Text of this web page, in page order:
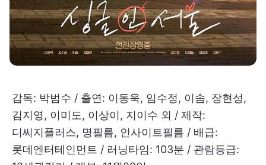
감독: 박범수 / 출연: 이동욱, 임수정, 이솜, 장현성,
김지영, 이미도, 이상이, 지이수 외 / 제작:
디씨지플러스, 명필름, 인사이트필름 / 배급:
롯데엔터테인먼트 / 러닝타임: 103분 / 관람등급: